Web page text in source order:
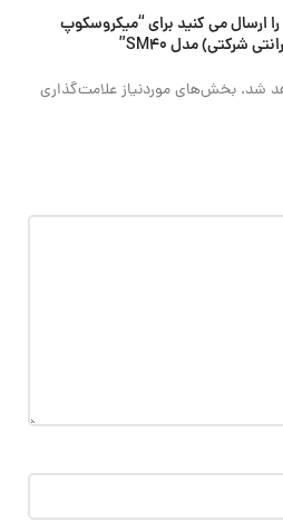
ارسال می کنید برای “میکروسکوپ
شد. بخش‌های موردنیاز علامت‌گذاری